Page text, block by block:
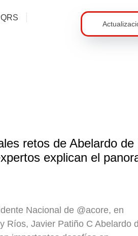
retos de Abelardo de
explican el
Nacional de @acore, en
Ríos, Javier Patiño C Abelardo